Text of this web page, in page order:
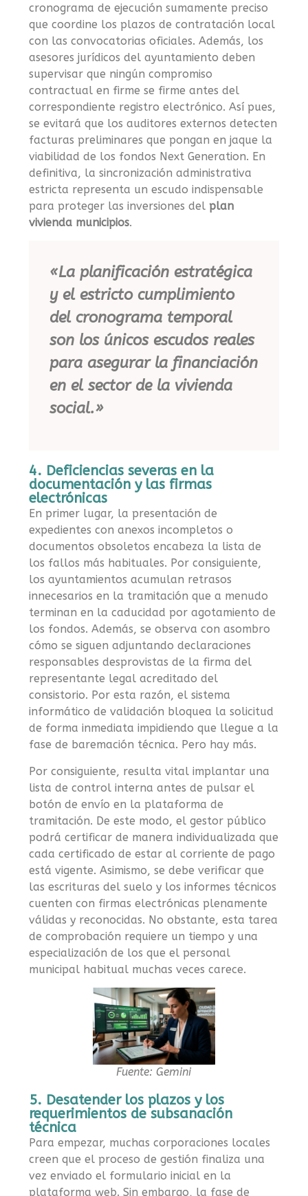
cronograma de ejecución sumamente preciso
que coordine los plazos de contratación local
con las convocatorias oficiales. Además, los
asesores jurídicos del ayuntamiento deben
supervisar que ningún compromiso
contractual en firme se firme antes del
correspondiente registro electrónico. Así pues,
se evitará que los auditores externos detecten
facturas preliminares que pongan en jaque la
viabilidad de los fondos Next Generation. En
definitiva, la sincronización administrativa
estricta representa un escudo indispensable
para proteger las inversiones del plan
vivienda municipios.
«La planificación estratégica
y el estricto cumplimiento
del cronograma temporal
son los únicos escudos reales
para asegurar la financiación
en el sector de la vivienda
social.»
4. Deficiencias severas en la
documentación y las firmas
electrónicas
En primer lugar, la presentación de
expedientes con anexos incompletos o
documentos obsoletos encabeza la lista de
los fallos más habituales. Por consiguiente,
los ayuntamientos acumulan retrasos
innecesarios en la tramitación que a menudo
terminan en la caducidad por agotamiento de
los fondos. Además, se observa con asombro
cómo se siguen adjuntando declaraciones
responsables desprovistas de la firma del
representante legal acreditado del
consistorio. Por esta razón, el sistema
informático de validación bloquea la solicitud
de forma inmediata impidiendo que llegue a la
fase de baremación técnica. Pero hay más.
Por consiguiente, resulta vital implantar una
lista de control interna antes de pulsar el
botón de envío en la plataforma de
tramitación. De este modo, el gestor público
podrá certificar de manera individualizada que
cada certificado de estar al corriente de pago
está vigente. Asimismo, se debe verificar que
las escrituras del suelo y los informes técnicos
cuenten con firmas electrónicas plenamente
válidas y reconocidas. No obstante, esta tarea
de comprobación requiere un tiempo y una
especialización de los que el personal
municipal habitual muchas veces carece.
Fuente: Gemini
5. Desatender los plazos y los
requerimientos de subsanación
técnica
Para empezar, muchas corporaciones locales
creen que el proceso de gestión finaliza una
vez enviado el formulario inicial en la
plataforma web. Sin embargo, la fase de